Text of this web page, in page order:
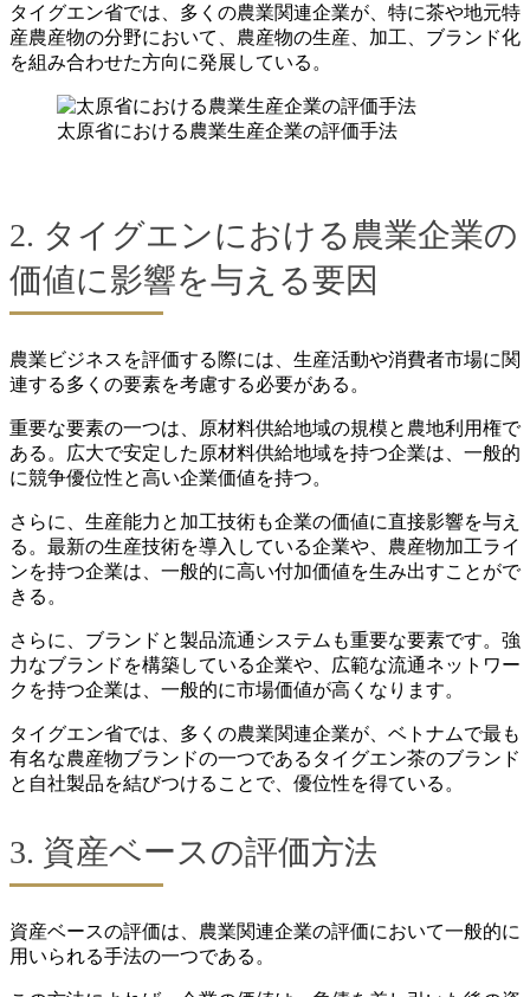
タイグエン省では、多くの農業関連企業が、特に茶や地元特
産農産物の分野において、農産物の生産、加工、ブランド化
を組み合わせた方向に発展している。
太原省における農業生産企業の評価手法
2. タイグエンにおける農業企業の
価値に影響を与える要因
農業ビジネスを評価する際には、生産活動や消費者市場に関
連する多くの要素を考慮する必要がある。
重要な要素の一つは、原材料供給地域の規模と農地利用権で
ある。広大で安定した原材料供給地域を持つ企業は、一般的
に競争優位性と高い企業価値を持つ。
さらに、生産能力と加工技術も企業の価値に直接影響を与え
る。最新の生産技術を導入している企業や、農産物加工ライ
ンを持つ企業は、一般的に高い付加価値を生み出すことがで
きる。
さらに、ブランドと製品流通システムも重要な要素です。強
力なブランドを構築している企業や、広範な流通ネットワー
クを持つ企業は、一般的に市場価値が高くなります。
タイグエン省では、多くの農業関連企業が、ベトナムで最も
有名な農産物ブランドの一つであるタイグエン茶のブランド
と自社製品を結びつけることで、優位性を得ている。
3. 資産ベースの評価方法
資産ベースの評価は、農業関連企業の評価において一般的に
用いられる手法の一つである。